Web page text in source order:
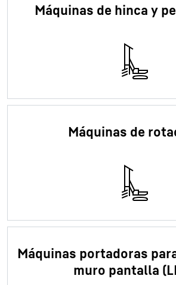
Máquinas de hinca y
Máquinas de
Máquinas portadoras
muro pantalla